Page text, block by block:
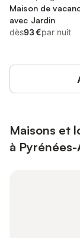
Maison de
avec Jardin
dès93 €par nuit
Maisons et
à